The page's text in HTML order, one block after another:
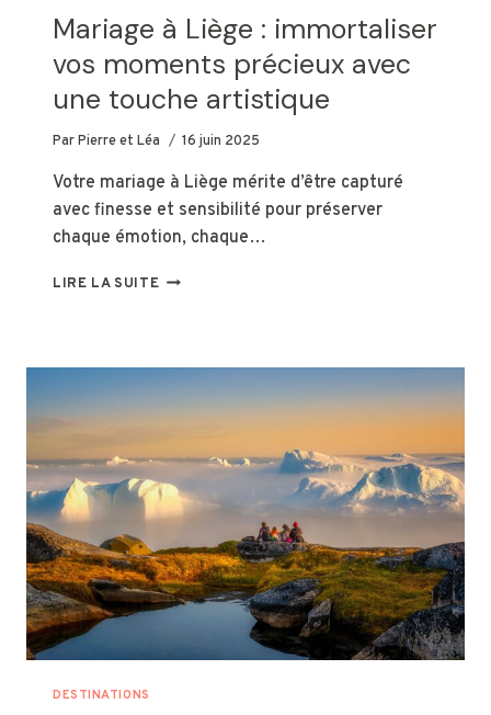
Mariage à Liège : immortaliser
vos moments précieux avec
une touche artistique
ParPierre et Léa 16 juin 2025
Votre mariage à Liège mérite d’être capturé
avec finesse et sensibilité pour préserver
chaque émotion, chaque…
LIRE LA SUITE MARIAGE
IMMORTALISER
MOMENTS
AVEC
UNE
TOUCHE
ARTISTIQUE
DESTINATIONS